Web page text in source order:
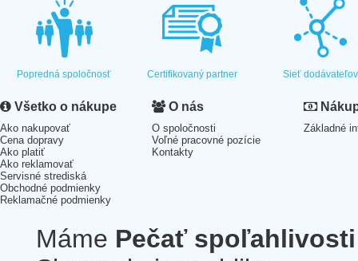
Popredná spoločnosť Certifikovaný partner Sieť dodávateľov
Všetko o nákupe
Ako nakupovať
Cena dopravy
Ako platiť
Ako reklamovať
Servisné strediská
Obchodné podmienky
Reklamačné podmienky
O nás
O spoločnosti
Voľné pracovné pozície
Kontakty
Základné
Máme Pečať spoľahlivosti